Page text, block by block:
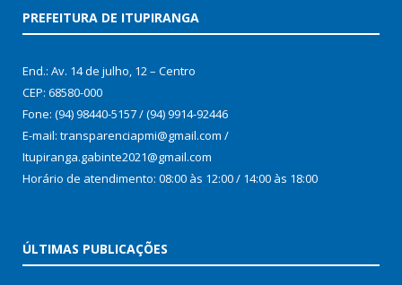
PREFEITURA DE ITUPIRANGA
End.: Av. 14 de julho, 12 – Centro
CEP: 68580-000
Fone: (94) 98440-5157 / (94) 9914-92446
E-mail: transparenciapmi@gmail.com /
Itupiranga.gabinte2021@gmail.com
Horário de atendimento: 08:00 às 12:00 / 14:00 às 18:00
ÚLTIMAS PUBLICAÇÕES